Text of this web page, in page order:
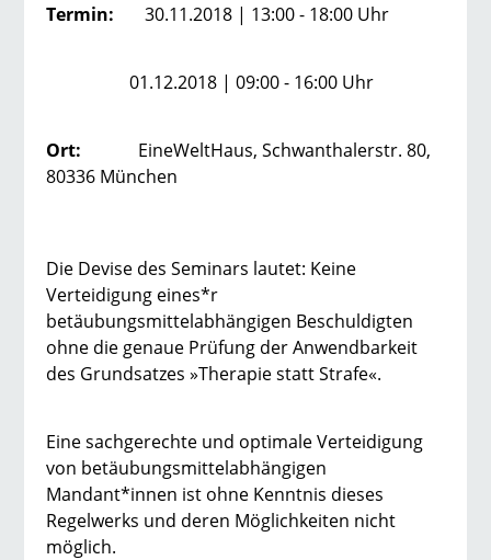
Termin: 30.11.2018 | 13:00 - 18:00 Uhr
01.12.2018 | 09:00 - 16:00 Uhr
Ort:
EineWeltHaus, Schwanthalerstr. 80,
80336 München
Die Devise des Seminars lautet: Keine
Verteidigung eines*r
betäubungsmittelabhängigen Beschuldigten
ohne die genaue Prüfung der Anwendbarkeit
des Grundsatzes »Therapie statt Strafe«.
Eine sachgerechte und optimale Verteidigung
von betäubungsmittelabhängigen
Mandant*innen ist ohne Kenntnis dieses
Regelwerks und deren Möglichkeiten nicht
möglich.